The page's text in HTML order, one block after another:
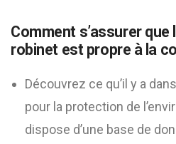
Comment s’assurer que
robinet est propre à la
Découvrez ce qu’il y a
pour la protection de
dispose d’une base de